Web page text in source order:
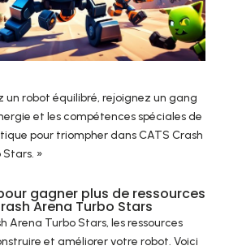
un robot équilibré, rejoignez un gang
et les compétences spéciales de
pour triompher dans CATS Crash
»
gagner plus de ressources
Arena Turbo Stars
Arena Turbo Stars, les ressources
et améliorer votre robot. Voici